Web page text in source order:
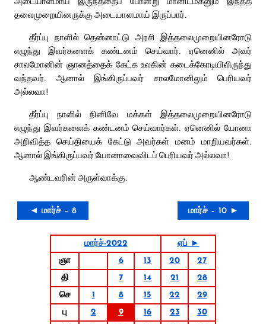
தலைமுறையினருக்கு அடையாளமாய் இருப்பார்.
தீர்ப்பு நாளில் தென்னாட்டு அரசி இத்தலைமுறையினரோடு
எழுந்து இவர்களைக் கண்டனம் செய்வார். ஏனெனில் அவர்
சாலமோனின் ஞானத்தைக் கேட்க உலகின் கடைக்கோடியிலிருந்து
வந்தவர். ஆனால் இங்கிருப்பவர் சாலமோனிலும் பெரியவர்
அல்லவா!
தீர்ப்பு நாளில் நினிவே மக்கள் இத்தலைமுறையினரோடு
எழுந்து இவர்களைக் கண்டனம் செய்வார்கள். ஏனெனில் யோனா
அறிவித்த செய்தியைக் கேட்டு அவர்கள் மனம் மாறியவர்கள்.
ஆனால் இங்கிருப்பவர் யோனாவைவிடப் பெரியவர் அல்லவா!
ஆண்டவரின் அருள்வாக்கு.
◄ மார்ச் – 8 மார்ச் – 10 ►
மார்ச்-2022
ஏப் ►
ஞா
6 13 20
27
தி
7 14 21
28
செ
1 8 15 22
29
பு
2 9 16 23
30